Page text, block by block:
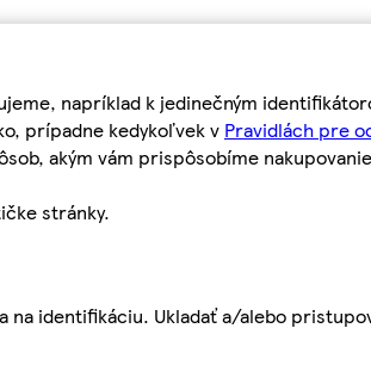
napríklad k jedinečným
prípadne kedykoľvek v Pravidlách pre
akým vám prispôsobíme
stránky.
identifikáciu. Ukladať a/alebo